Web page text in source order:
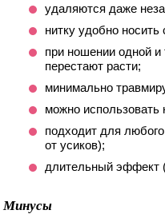
удаляются даже
нитку удобно
при ношении одной
перестают расти;
минимально
можно использовать
подходит для
от усиков);
длительный эффект
Минусы